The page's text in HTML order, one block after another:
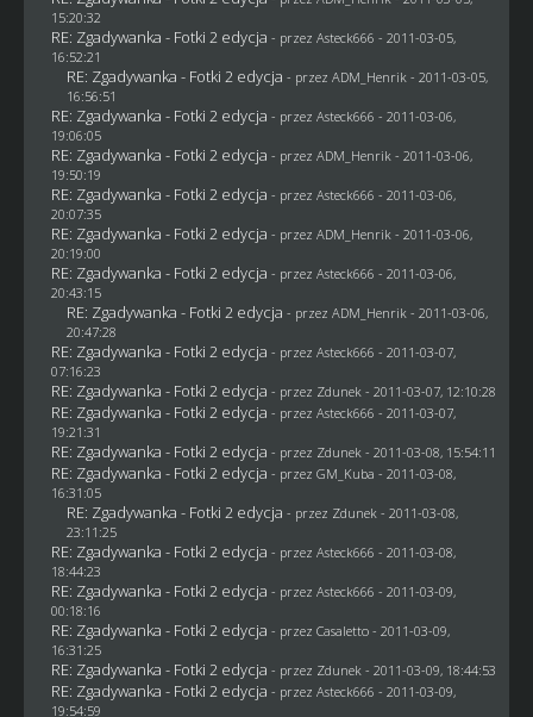
15:20:32
RE: Zgadywanka - Fotki 2 edycja - przez Asteck666 - 2011-03-05,
16:52:21
RE: Zgadywanka - Fotki 2 edycja - przez ADM_Henrik - 2011-03-05,
16:56:51
RE: Zgadywanka - Fotki 2 edycja - przez Asteck666 - 2011-03-06,
19:06:05
RE: Zgadywanka - Fotki 2 edycja - przez ADM_Henrik - 2011-03-06,
19:50:19
RE: Zgadywanka - Fotki 2 edycja - przez Asteck666 - 2011-03-06,
20:07:35
RE: Zgadywanka - Fotki 2 edycja - przez ADM_Henrik - 2011-03-06,
20:19:00
RE: Zgadywanka - Fotki 2 edycja - przez Asteck666 - 2011-03-06,
20:43:15
RE: Zgadywanka - Fotki 2 edycja - przez ADM_Henrik - 2011-03-06,
20:47:28
RE: Zgadywanka - Fotki 2 edycja - przez Asteck666 - 2011-03-07,
07:16:23
RE: Zgadywanka - Fotki 2 edycja - przez Zdunek - 2011-03-07, 12:10:28
RE: Zgadywanka - Fotki 2 edycja - przez Asteck666 - 2011-03-07,
19:21:31
RE: Zgadywanka - Fotki 2 edycja - przez Zdunek - 2011-03-08, 15:54:11
RE: Zgadywanka - Fotki 2 edycja - przez GM_Kuba - 2011-03-08,
16:31:05
RE: Zgadywanka - Fotki 2 edycja - przez Zdunek - 2011-03-08,
23:11:25
RE: Zgadywanka - Fotki 2 edycja - przez Asteck666 - 2011-03-08,
18:44:23
RE: Zgadywanka - Fotki 2 edycja - przez Asteck666 - 2011-03-09,
00:18:16
RE: Zgadywanka - Fotki 2 edycja - przez Casaletto- 2011-03-09,
16:31:25
RE: Zgadywanka - Fotki 2 edycja - przez Zdunek - 2011-03-09, 18:44:53
RE: Zgadywanka - Fotki 2 edycja - przez Asteck666 - 2011-03-09,
19:54:59